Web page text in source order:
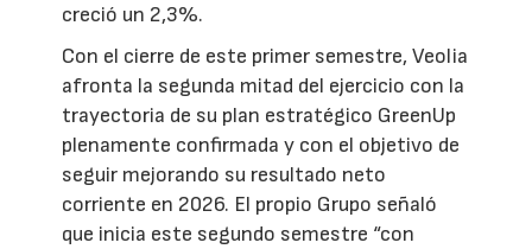
creció un 2,3%.
Con el cierre de este primer semestre, Veolia
afronta la segunda mitad del ejercicio con la
trayectoria de su plan estratégico GreenUp
plenamente confirmada y con el objetivo de
seguir mejorando su resultado neto
corriente en 2026. El propio Grupo señaló
que inicia este segundo semestre “con